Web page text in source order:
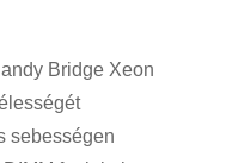
Bridge Xeon
sebességen